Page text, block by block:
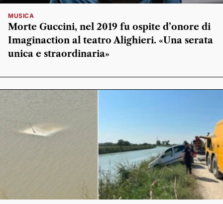
MUSICA
Morte Guccini, nel 2019 fu ospite d’onore di
Imaginaction al teatro Alighieri. «Una serata
unica e straordinaria»